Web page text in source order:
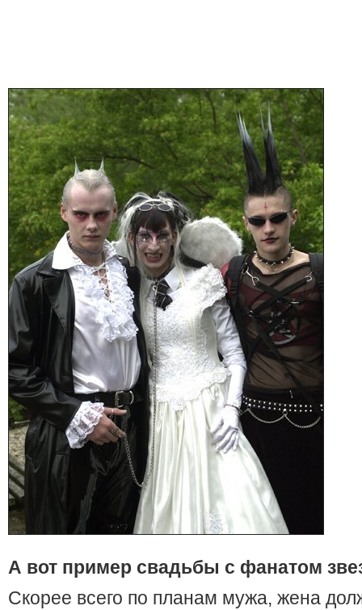
А вот пример свадьбы с фанатом
Скорее всего по планам мужа, жена